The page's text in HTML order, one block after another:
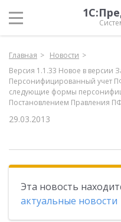
Главная
Новости
Версия 1.1.33 Новое в версии
Персонифицированный учет
следующие формы
Постановлением Правления
29.03.2013
Эта новость
актуальные новости